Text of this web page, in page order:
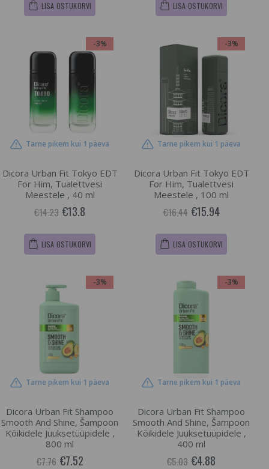
LISA OSTUKORVI LISA OSTUKORVI
-3%
Tarne pikem kui 1 päeva
Dicora Urban Fit Tokyo EDT
For Him, Tualettvesi
Meestele , 40 ml
€14.23 €13.8
LISA OSTUKORVI
-3%
Tarne pikem kui 1 päeva
Dicora Urban Fit Tokyo EDT
For Him, Tualettvesi
Meestele , 100 ml
€16.44 €15.94
LISA OSTUKORVI
-3%
Tarne pikem kui 1 päeva
Dicora Urban Fit Shampoo
Smooth And Shine, Šampoon
Kõikidele Juuksetüüpidele ,
800 ml
€7.76 €7.52
-3%
Tarne pikem kui 1 päeva
Dicora Urban Fit Shampoo
Smooth And Shine, Šampoon
Kõikidele Juuksetüüpidele ,
400 ml
€5.03 €4.88